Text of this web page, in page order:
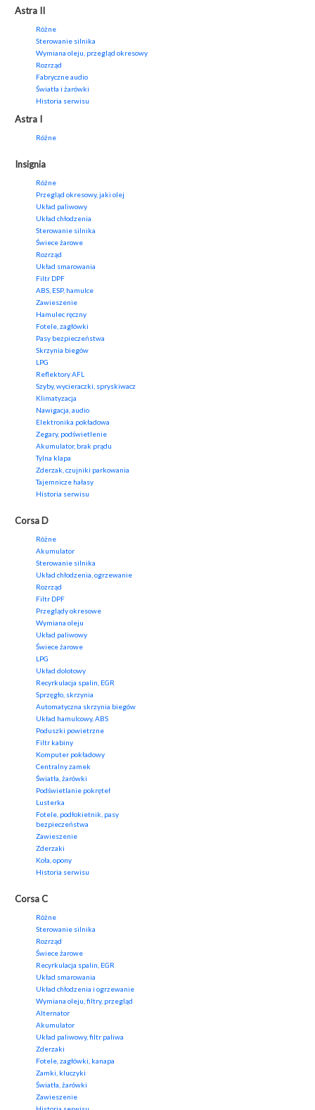
Astra II
Różne
Sterowanie silnika
Wymiana oleju, przegląd okresowy
Rozrząd
Fabryczne audio
Światła i żarówki
Historia serwisu
Astra I
Różne
Insignia
Różne
Przegląd okresowy, jaki olej
Układ paliwowy
Układ chłodzenia
Sterowanie silnika
Świece żarowe
Rozrząd
Układ smarowania
Filtr DPF
ABS, ESP, hamulce
Zawieszenie
Hamulec ręczny
Fotele, zagłówki
Pasy bezpieczeństwa
Skrzynia biegów
LPG
Reflektory AFL
Szyby, wycieraczki, spryskiwacz
Klimatyzacja
Nawigacja, audio
Elektronika pokładowa
Zegary, podświetlenie
Akumulator, brak prądu
Tylna klapa
Zderzak, czujniki parkowania
Tajemnicze hałasy
Historia serwisu
Corsa D
Różne
Akumulator
Sterowanie silnika
Układ chłodzenia, ogrzewanie
Rozrząd
Filtr DPF
Przeglądy okresowe
Wymiana oleju
Układ paliwowy
Świece żarowe
LPG
Układ dolotowy
Recyrkulacja spalin, EGR
Sprzęgło, skrzynia
Automatyczna skrzynia biegów
Układ hamulcowy, ABS
Poduszki powietrzne
Filtr kabiny
Komputer pokładowy
Centralny zamek
Światła, żarówki
Podświetlanie pokręteł
Lusterka
Fotele, podłokietnik, pasy
bezpieczeństwa
Zawieszenie
Zderzaki
Koła, opony
Historia serwisu
Corsa C
Różne
Sterowanie silnika
Rozrząd
Świece żarowe
Recyrkulacja spalin, EGR
Układ smarowania
Układ chłodzenia i ogrzewanie
Wymiana oleju, filtry, przegląd
Alternator
Akumulator
Układ paliwowy, filtr paliwa
Zderzaki
Fotele, zagłówki, kanapa
Zamki, kluczyki
Światła, żarówki
Zawieszenie